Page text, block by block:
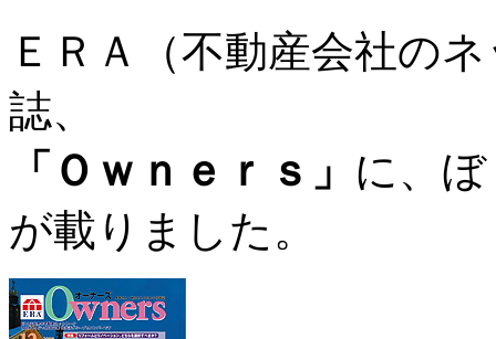
ＥＲＡ（不動産会社の
誌、
「Ｏｗｎｅｒｓ」 に、
が載りました。